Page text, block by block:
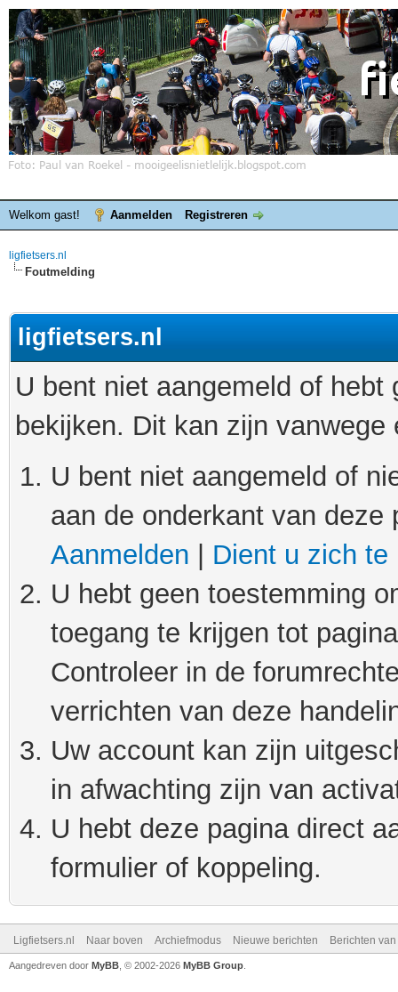
Welkom gast! Aanmelden Registreren
ligfietsers.nl
Foutmelding
ligfietsers.nl
U bent niet aangemeld of
bekijken. Dit kan zijn
U bent niet aangemeld of
aan de onderkant van
Aanmelden
Dient u zich te
U hebt geen toestemming
toegang te krijgen tot
Controleer in de
verrichten van deze
Uw account kan zijn
in afwachting zijn van
U hebt deze pagina direct
formulier of koppeling.
Ligfietsers.nl Naar boven Archiefmodus Nieuwe berichten Berichten
Aangedreven door MyBB , © 2002-2026 MyBB Group